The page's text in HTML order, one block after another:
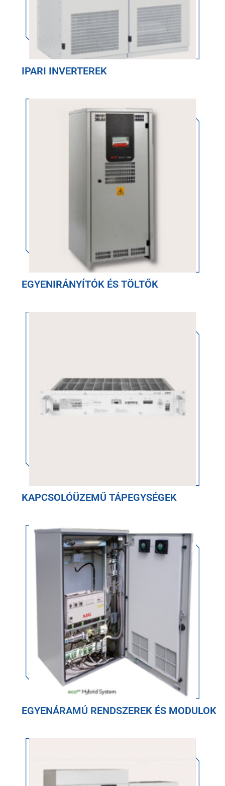
IPARI INVERTEREK
EGYENIRÁNYÍTÓK ÉS TÖLTŐK
KAPCSOLÓÜZEMŰ TÁPEGYSÉGEK
EGYENÁRAMÚ RENDSZEREK ÉS MODULOK